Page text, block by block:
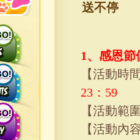
送不停
1、感恩節
【活動時
23 ： 59
【活動範
【活動內